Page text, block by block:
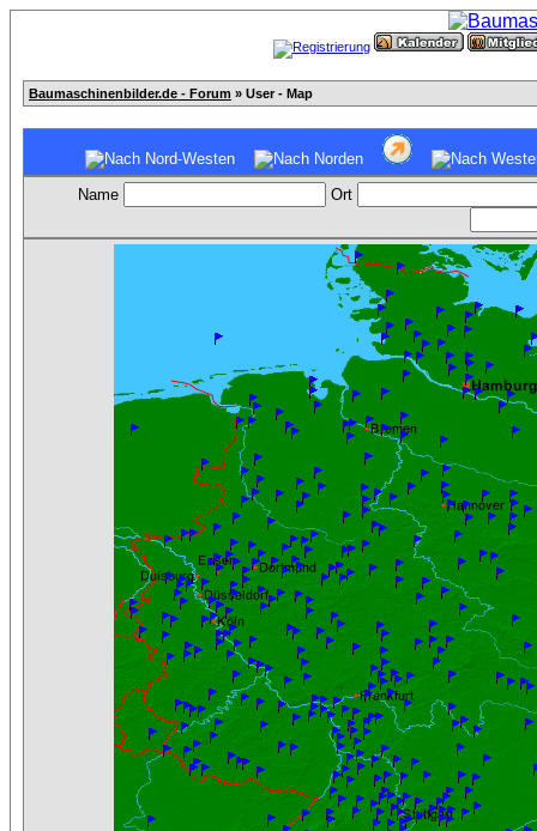
Baumaschinenbilder.de - Forum » User - Map
Name Ort